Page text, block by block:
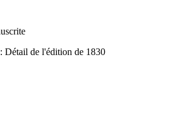
Détail de l'édition de 1830